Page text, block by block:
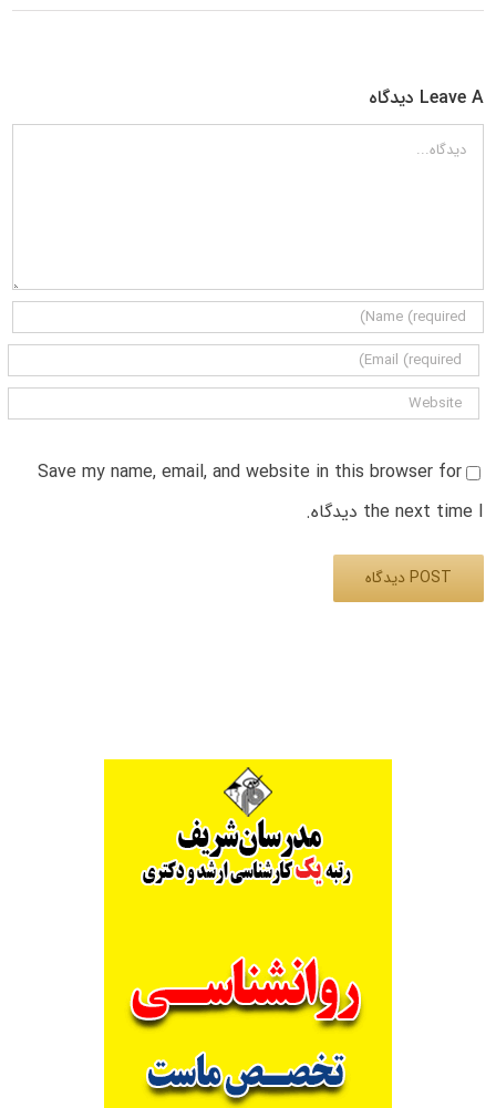
Leave A دیدگاه
دیدگاه
Save my name, email, and website in this browser for
the next time I دیدگاه.